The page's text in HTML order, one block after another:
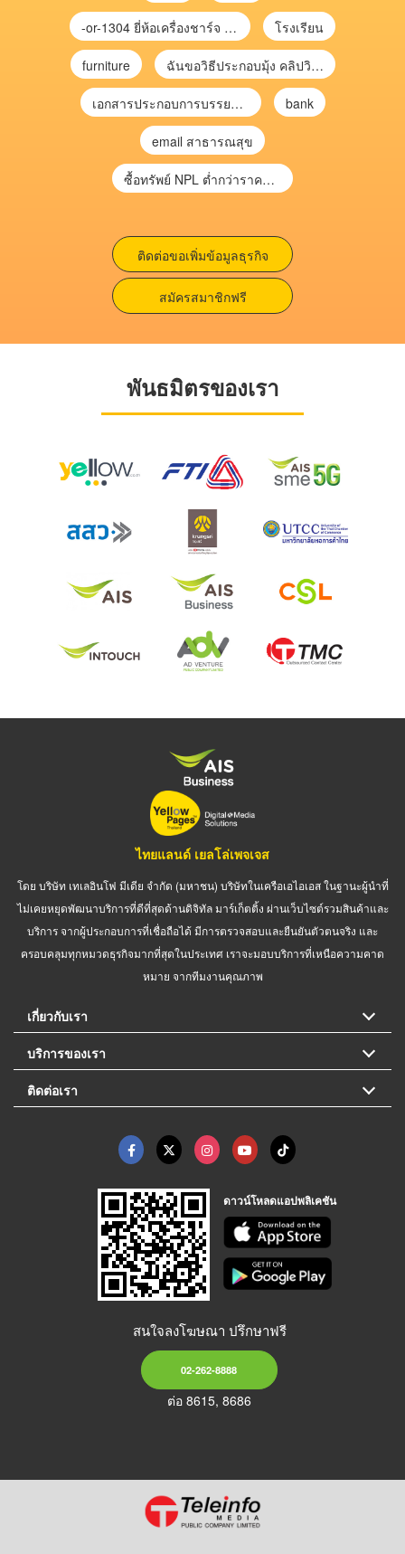
-or-1304 ยี่ห้อเครื่องชาร์จ chargecore โรงเรียน
furniture ฉันขอวิธีประกอบมุ้ง คลิปวิดีโอ การประกอบมุ้ง
เอกสารประกอบการบรรยาย การประเมินความเสี่ยงเพื่อวางแผนการตรวจสอบ \ bank
email สาธารณสุข
ซื้อทรัพย์ NPL ต่ำกว่าราคาตลาด 30-70% แบบไม่ต้องไปประมูล”
ติดต่อขอเพิ่มข้อมูลธุรกิจ
สมัครสมาชิกฟรี
พันธมิตรของเรา
ไทยแลนด์ เยลโล่เพจเจส
โดย บริษัท เทเลอินโฟ มีเดีย จำกัด (มหาชน) บริษัทในเครือเอไอเอส ในฐานะผู้นำที่
ไม่เคยหยุดพัฒนาบริการที่ดีที่สุดด้านดิจิทัล มาร์เก็ตติ้ง ผ่านเว็บไซต์รวมสินค้าและ
บริการ จากผู้ประกอบการที่เชื่อถือได้ มีการตรวจสอบและยืนยันตัวตนจริง และ
ครอบคลุมทุกหมวดธุรกิจมากที่สุดในประเทศ เราจะมอบบริการที่เหนือความคาด
หมาย จากทีมงานคุณภาพ
เกี่ยวกับเรา
บริการของเรา
ติดต่อเรา
ดาวน์โหลดแอปพลิเคชัน
สนใจลงโฆษณา ปรึกษาฟรี
02-262-8888
ต่อ 8615, 8686